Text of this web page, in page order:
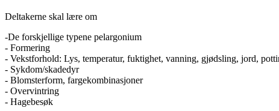
Deltakerne skal lære om
-De forskjellige typene pelargonium
- Formering
- Vekstforhold: Lys, temperatur, fuktighet, vanning, gjødsling, jord,
- Sykdom/skadedyr
- Blomsterform, fargekombinasjoner
- Overvintring
- Hagebesøk